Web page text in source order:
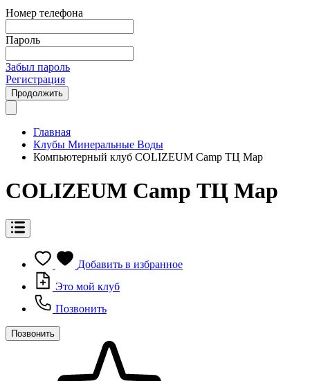
Номер телефона
Пароль
Забыл пароль
Регистрация
Продолжить
Главная
Клубы Минеральные Воды
Компьютерный клуб COLIZEUM Camp ТЦ Мар
COLIZEUM Camp ТЦ Мар
Добавить в избранное
Это мой клуб
Позвонить
Позвонить